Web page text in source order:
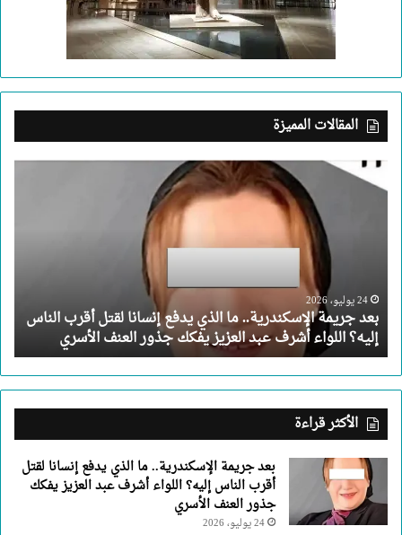
المقالات المميزة
بعد
جريمة
لقتل
أقرب
الناس
إليه؟
اللواء
أشرف
عبد
العزيز
جذور
العنف
الأسري
24 يوليو، 2026
بعد جريمة الإسكندرية.. ما الذي يدفع إنسانا لقتل أقرب الناس
إليه؟ اللواء أشرف عبد العزيز يفكك جذور العنف الأسري
الأكثر قراءة
بعد جريمة الإسكندرية.. ما الذي يدفع إنسانا لقتل
أقرب الناس إليه؟ اللواء أشرف عبد العزيز يفكك
جذور العنف الأسري
24 يوليو، 2026